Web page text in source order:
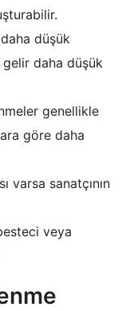
düşük
daha düşük
genellikle
göre daha
varsa sanatçının
veya